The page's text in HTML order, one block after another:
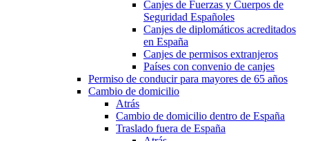
Canjes de Fuerzas y Cuerpos de
Seguridad Españoles
Canjes de diplomáticos acreditados
en España
Canjes de permisos extranjeros
Países con convenio de canjes
Permiso de conducir para mayores de 65 años
Cambio de domicilio
Atrás
Cambio de domicilio dentro de España
Traslado fuera de España